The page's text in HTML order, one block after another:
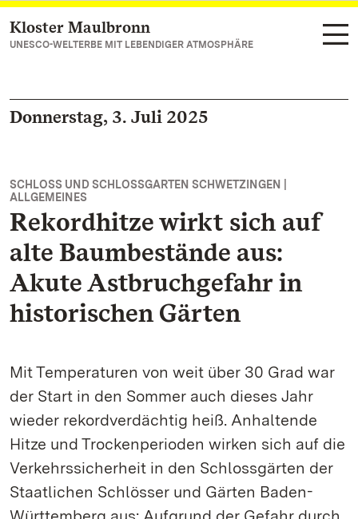
Zum Hauptinhalt springen
Kloster Maulbronn
UNESCO-WELTERBE MIT LEBENDIGER ATMOSPHÄRE
Donnerstag, 3. Juli 2025
SCHLOSS UND SCHLOSSGARTEN SCHWETZINGEN |
ALLGEMEINES
Rekordhitze wirkt sich auf
alte Baumbestände aus:
Akute Astbruchgefahr in
historischen Gärten
Mit Temperaturen von weit über 30 Grad war
der Start in den Sommer auch dieses Jahr
wieder rekordverdächtig heiß. Anhaltende
Hitze und Trockenperioden wirken sich auf die
Verkehrssicherheit in den Schlossgärten der
Staatlichen Schlösser und Gärten Baden-